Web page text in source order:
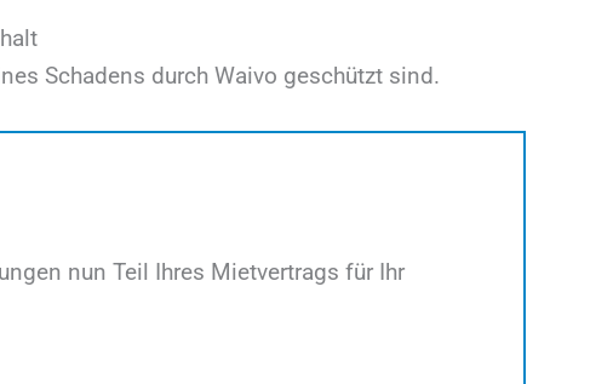
Schadens durch Waivo geschützt sind.
nun Teil Ihres Mietvertrags für Ihr